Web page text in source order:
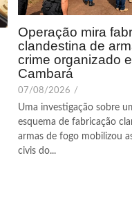
Operação mira
clandestina de
crime organizado
Cambará
07/08/2026 /
Uma investigação sobre
esquema de fabricação
armas de fogo mobilizou
civis do...